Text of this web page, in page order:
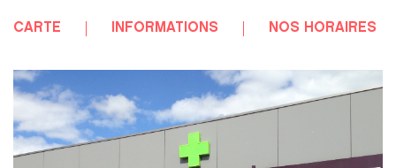
CARTE INFORMATIONS NOS HORAIRES